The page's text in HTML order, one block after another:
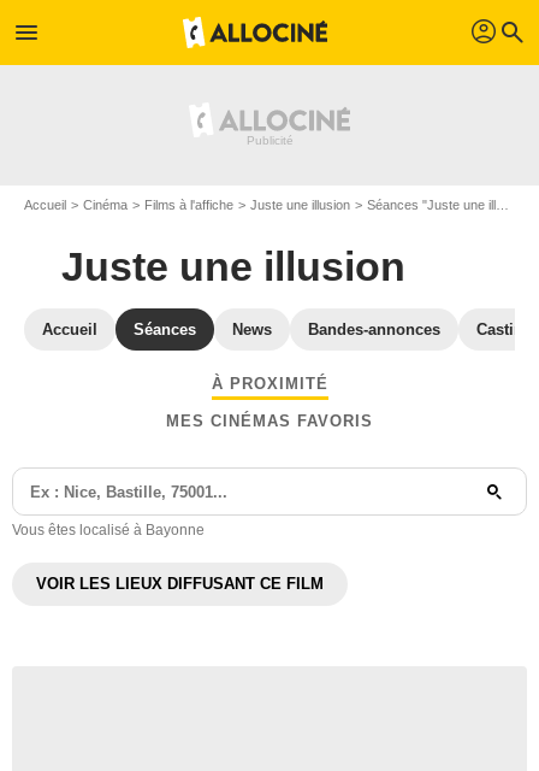
menu profil search
Accueil Cinéma Films à l'affiche Juste une illusion Séances "Juste une illusion" Pyrénées Atlantiques
Juste une illusion
Accueil Séances News Bandes-annonces Casting
À PROXIMITÉ
MES CINÉMAS FAVORIS
Vous êtes localisé à Bayonne
VOIR LES LIEUX DIFFUSANT CE FILM